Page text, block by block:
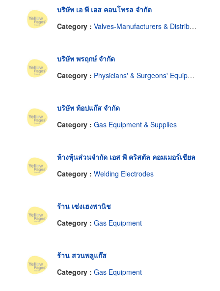
บริษัท เอ พี เอส คอนโทรล จำกัด
Category : Valves-Manufacturers & Distributors
บริษัท พรฤกษ์ จำกัด
Category : Physicians' & Surgeons' Equipment & Supplies
บริษัท ท้อปแก๊ส จำกัด
Category : Gas Equipment & Supplies
ห้างหุ้นส่วนจำกัด เอส พี คริสตัล คอมเมอร์เชียล
Category : Welding Electrodes
ร้าน เซ่งเฮงพานิช
Category : Gas Equipment
ร้าน สวนพลูแก๊ส
Category : Gas Equipment